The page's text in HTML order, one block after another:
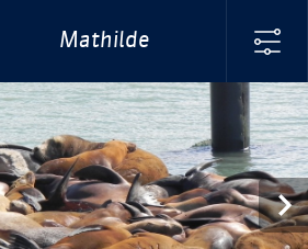
Mathilde